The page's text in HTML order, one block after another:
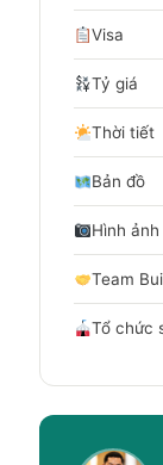
Visa
Tỷ giá
Thời tiết
Bản đồ
Hình ảnh
Team
Tổ chức